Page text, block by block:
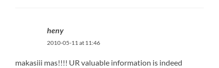
heny
2010-05-11 at 11:46
makasiii mas!!!! UR valuable information is indeed